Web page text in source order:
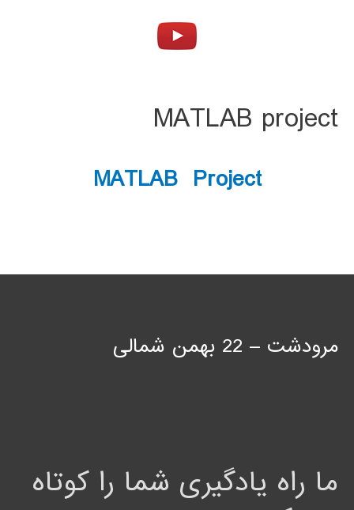
MATLAB project
MATLAB Project
مرودشت – 22 بهمن شمالی
ما راه یادگیری شما را کوتاه